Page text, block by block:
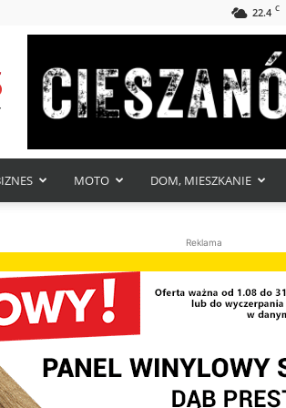
22.4 C
MOTO DOM, MIESZKANIE
Reklama